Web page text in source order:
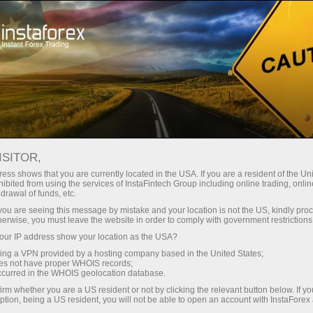
فتح الحساب الفوري منصة التداول
للمبتدئين للمستثمرين للشركاء
ملاحظات البريد الإلكتروني، أو طلب
shows that you are currently located in the USA. If you are a resident of the
from using the services of InstaFintech Group including online trading,
of funds, etc.
are seeing this message by mistake and your location is not the US, kindly
you must leave the website in order to comply with government
IP address show your location as the USA?
a VPN provided by a hosting company based in the United States;
not have proper WHOIS records;
in the WHOIS geolocation database.
whether you are a US resident or not by clicking the relevant button below. If
being a US resident, you will not be able to open an account with InstaForex